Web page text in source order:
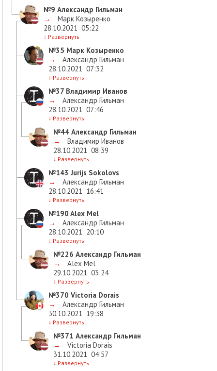
№9 Александр Гильман
→
Марк Козыренко
28.10.2021 05:22
↓ Развернуть
№35 Марк Козыренко
→
Александр Гильман
28.10.2021 07:32
↓ Развернуть
№37 Владимир Иванов
→
Александр Гильман
28.10.2021 07:46
↓ Развернуть
№44 Александр Гильман
→
Владимир Иванов
28.10.2021 08:39
↓ Развернуть
№143 Jurijs Sokolovs
→
Александр Гильман
28.10.2021 16:41
↓ Развернуть
№190 Alex Mel
→
Александр Гильман
28.10.2021 20:10
↓ Развернуть
№226 Александр Гильман
→
Alex Mel
29.10.2021 03:24
↓ Развернуть
№370 Victoria Dorais
→
Александр Гильман
30.10.2021 19:38
↓ Развернуть
№371 Александр Гильман
→
Victoria Dorais
31.10.2021 04:57
↓ Развернуть